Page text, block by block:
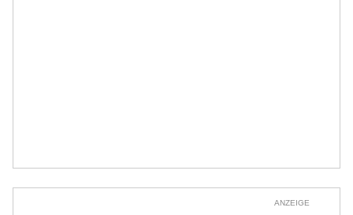
ANZEIGE